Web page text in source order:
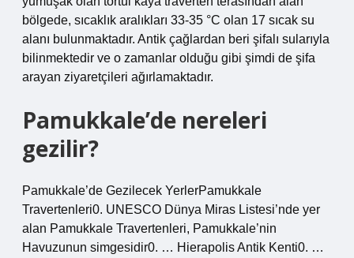
bölgede, sıcaklık aralıkları 33-35 °C olan 17 sıcak su
alanı bulunmaktadır. Antik çağlardan beri şifalı sularıyla
bilinmektedir ve o zamanlar olduğu gibi şimdi de şifa
arayan ziyaretçileri ağırlamaktadır.
Pamukkale’de nereleri
gezilir?
Pamukkale’de Gezilecek YerlerPamukkale
Travertenleri0. UNESCO Dünya Miras Listesi’nde yer
alan Pamukkale Travertenleri, Pamukkale’nin
Havuzunun simgesidir0. … Hierapolis Antik Kenti0. …